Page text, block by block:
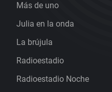
Más de uno
Julia en la onda
La brújula
Radioestadio
Radioestadio Noche